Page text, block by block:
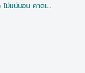
ม่แน่นอน คาดเ...